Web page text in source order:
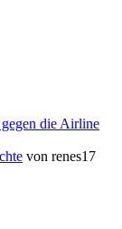
die Airline
von renes17